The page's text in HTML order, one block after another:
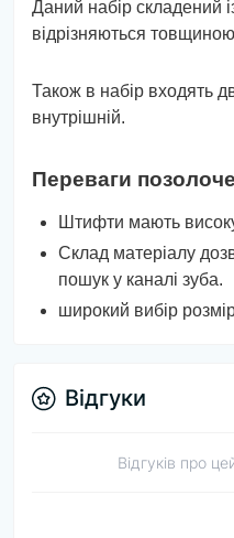
Даний набір складений
відрізняються
Також в набір входять
внутрішній.
Переваги
Штифти мають високу
Склад матеріалу
пошук у каналі зуба.
широкий вибір
Відгуки
Відгуків про